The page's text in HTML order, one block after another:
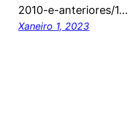
2010-e-anteriores/1…
Xaneiro 1, 2023